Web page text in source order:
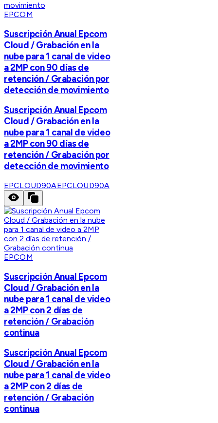
EPCOM
Suscripción Anual Epcom
Cloud / Grabación en la
nube para 1 canal de video
a 2MP con 90 días de
retención / Grabación por
detección de movimiento
Suscripción Anual Epcom
Cloud / Grabación en la
nube para 1 canal de video
a 2MP con 90 días de
retención / Grabación por
detección de movimiento
EPCLOUD90AEPCLOUD90A
EPCOM
Suscripción Anual Epcom
Cloud / Grabación en la
nube para 1 canal de video
a 2MP con 2 días de
retención / Grabación
continua
Suscripción Anual Epcom
Cloud / Grabación en la
nube para 1 canal de video
a 2MP con 2 días de
retención / Grabación
continua